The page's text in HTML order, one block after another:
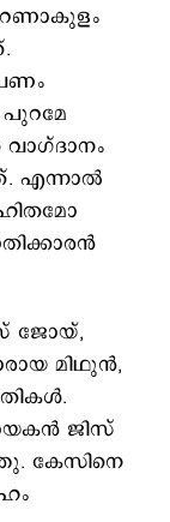
പുറമേ
എന്നാൽ
ജോയ്,
മിഥുൻ,
ജിസ്
കേസിനെ